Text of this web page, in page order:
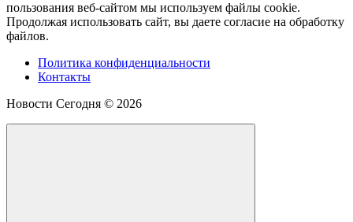
пользования веб-сайтом мы используем файлы cookie.
Продолжая использовать сайт, вы даете согласие на обработку
файлов.
Политика конфиденциальности
Контакты
Новости Сегодня © 2026